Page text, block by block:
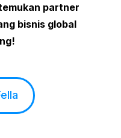
partner
bisnis global